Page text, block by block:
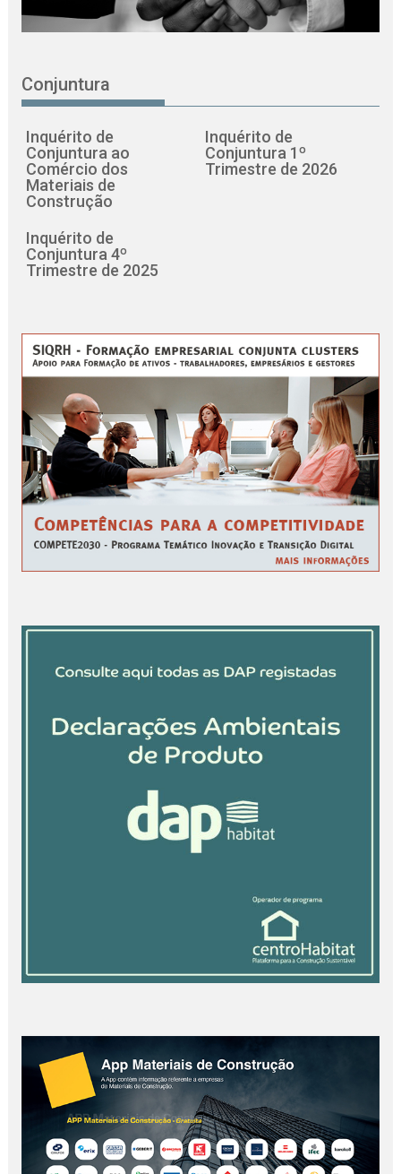
Conjuntura
Inquérito de
Conjuntura ao
Comércio dos
Materiais de
Construção
Inquérito de
Conjuntura 1º
Trimestre de 2026
Inquérito de
Conjuntura 4º
Trimestre de 2025